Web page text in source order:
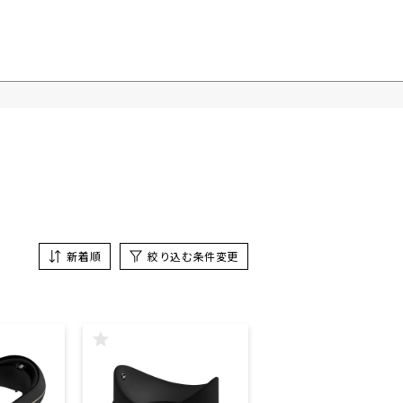
新着順 絞り込む条件変更